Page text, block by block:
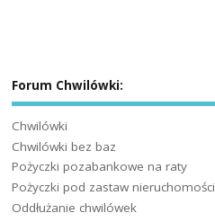
Forum Chwilówki:
Chwilówki
Chwilówki bez baz
Pożyczki pozabankowe na raty
Pożyczki pod zastaw nieruchomości
Oddłużanie chwilówek